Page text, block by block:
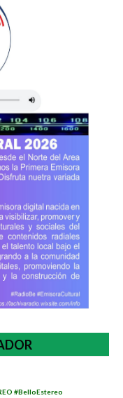
#BelloEstereo